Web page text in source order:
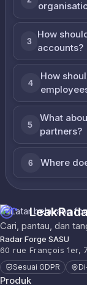
3
How
accounts?
4
How
5
What
partners?
6 Where
Cari, pantau, dan
Radar Forge SASU
60 rue François 1er,
Sesuai GDPR
Produk